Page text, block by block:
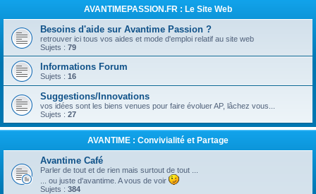
h
r
h
r
AVANTIMEPASSION.FR : Le Site Web
Besoins d'aide sur Avantime Passion ?
retrouver ici tous vos aides et mode d'emploi relatif au site web
Sujets : 79
Informations Forum
Sujets : 16
Suggestions/Innovations
vos idées sont les biens venues pour faire évoluer AP, lâchez vous...
Sujets : 27
AVANTIME : Convivialité et Partage
Avantime Café
Parler de tout et de rien mais surtout de tout ...
... ou juste d'avantime. A vous de voir
Sujets : 384